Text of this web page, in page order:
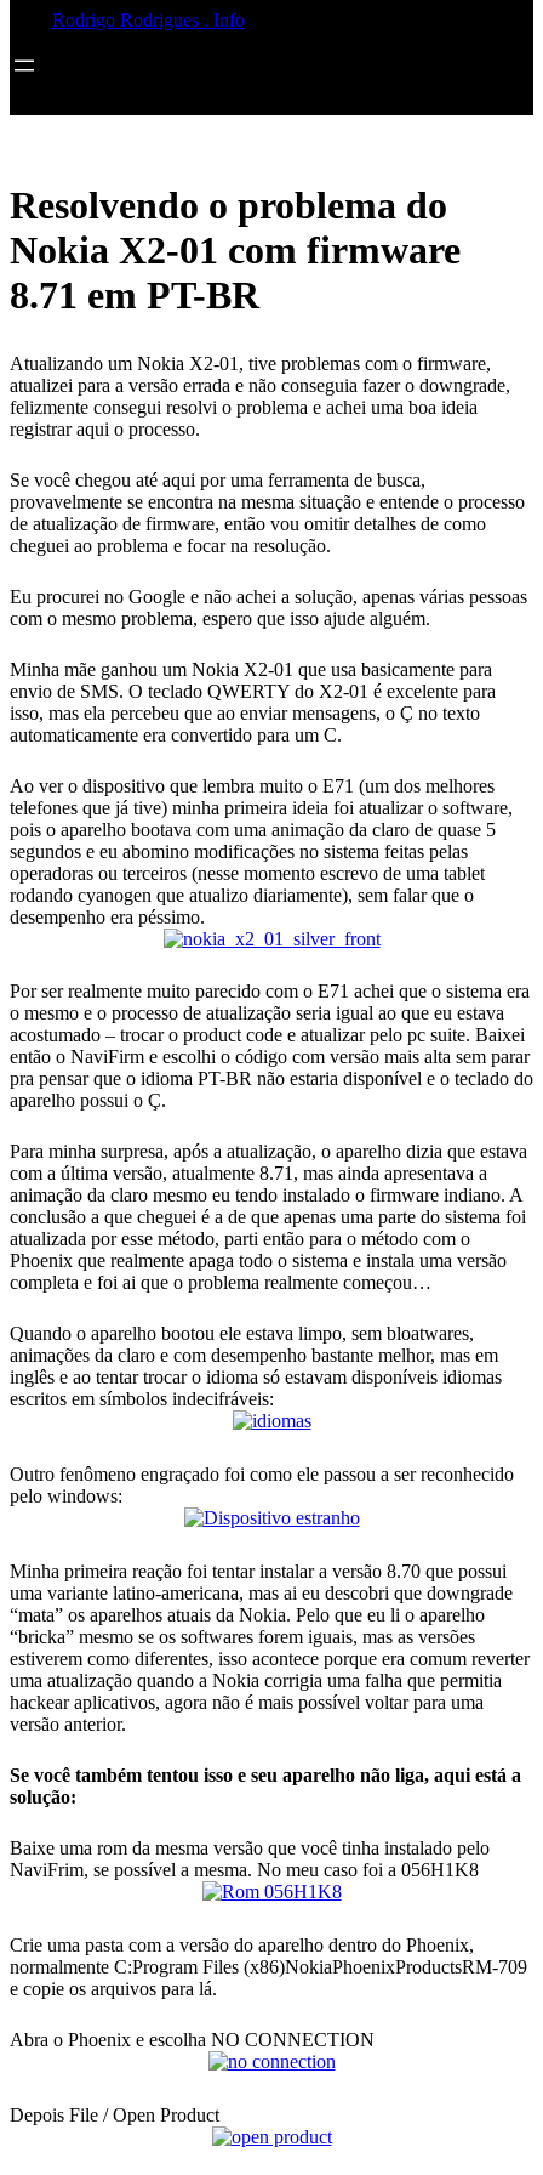
Rodrigo Rodrigues . Info
Resolvendo o problema do
Nokia X2-01 com firmware
8.71 em PT-BR
Atualizando um Nokia X2-01, tive problemas com o firmware,
atualizei para a versão errada e não conseguia fazer o downgrade,
felizmente consegui resolvi o problema e achei uma boa ideia
registrar aqui o processo.
Se você chegou até aqui por uma ferramenta de busca,
provavelmente se encontra na mesma situação e entende o processo
de atualização de firmware, então vou omitir detalhes de como
cheguei ao problema e focar na resolução.
Eu procurei no Google e não achei a solução, apenas várias pessoas
com o mesmo problema, espero que isso ajude alguém.
Minha mãe ganhou um Nokia X2-01 que usa basicamente para
envio de SMS. O teclado QWERTY do X2-01 é excelente para
isso, mas ela percebeu que ao enviar mensagens, o Ç no texto
automaticamente era convertido para um C.
Ao ver o dispositivo que lembra muito o E71 (um dos melhores
telefones que já tive) minha primeira ideia foi atualizar o software,
pois o aparelho bootava com uma animação da claro de quase 5
segundos e eu abomino modificações no sistema feitas pelas
operadoras ou terceiros (nesse momento escrevo de uma tablet
rodando cyanogen que atualizo diariamente), sem falar que o
desempenho era péssimo.
Por ser realmente muito parecido com o E71 achei que o sistema era
o mesmo e o processo de atualização seria igual ao que eu estava
acostumado – trocar o product code e atualizar pelo pc suite. Baixei
então o NaviFirm e escolhi o código com versão mais alta sem parar
pra pensar que o idioma PT-BR não estaria disponível e o teclado do
aparelho possui o Ç.
Para minha surpresa, após a atualização, o aparelho dizia que estava
com a última versão, atualmente 8.71, mas ainda apresentava a
animação da claro mesmo eu tendo instalado o firmware indiano. A
conclusão a que cheguei é a de que apenas uma parte do sistema foi
atualizada por esse método, parti então para o método com o
Phoenix que realmente apaga todo o sistema e instala uma versão
completa e foi ai que o problema realmente começou…
Quando o aparelho bootou ele estava limpo, sem bloatwares,
animações da claro e com desempenho bastante melhor, mas em
inglês e ao tentar trocar o idioma só estavam disponíveis idiomas
escritos em símbolos indecifráveis:
Outro fenômeno engraçado foi como ele passou a ser reconhecido
pelo windows:
Minha primeira reação foi tentar instalar a versão 8.70 que possui
uma variante latino-americana, mas ai eu descobri que downgrade
“mata” os aparelhos atuais da Nokia. Pelo que eu li o aparelho
“bricka” mesmo se os softwares forem iguais, mas as versões
estiverem como diferentes, isso acontece porque era comum reverter
uma atualização quando a Nokia corrigia uma falha que permitia
hackear aplicativos, agora não é mais possível voltar para uma
versão anterior.
Se você também tentou isso e seu aparelho não liga, aqui está a
solução:
Baixe uma rom da mesma versão que você tinha instalado pelo
NaviFrim, se possível a mesma. No meu caso foi a 056H1K8
Crie uma pasta com a versão do aparelho dentro do Phoenix,
normalmente C:Program Files (x86)NokiaPhoenixProductsRM-709
e copie os arquivos para lá.
Abra o Phoenix e escolha NO CONNECTION
Depois File / Open Product